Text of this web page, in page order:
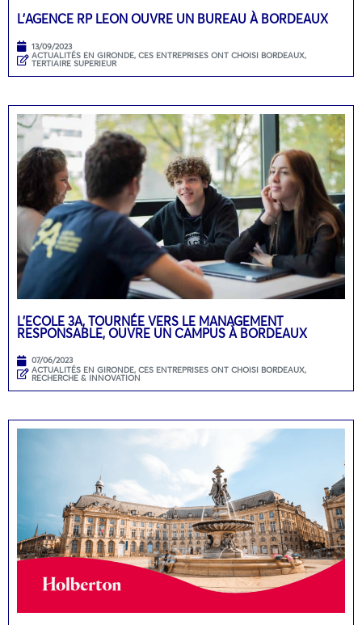
L’AGENCE RP LEON OUVRE UN BUREAU À BORDEAUX
13/09/2023
ACTUALITÉS EN GIRONDE, CES ENTREPRISES ONT CHOISI BORDEAUX,
TERTIAIRE SUPERIEUR
L’ECOLE 3A, TOURNÉE VERS LE MANAGEMENT
RESPONSABLE, OUVRE UN CAMPUS À BORDEAUX
07/06/2023
ACTUALITÉS EN GIRONDE, CES ENTREPRISES ONT CHOISI BORDEAUX,
RECHERCHE & INNOVATION